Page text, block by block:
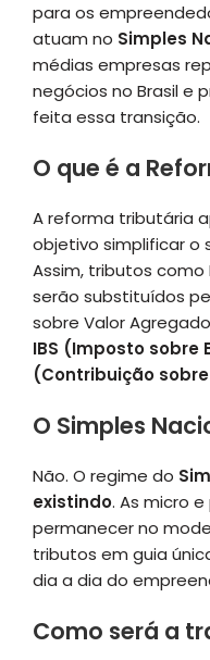
para os
atuam no Simples
médias empresas
negócios no Brasil e
feita essa transição.
O que é a
A reforma tributária
objetivo simplificar o
Assim, tributos como
serão substituídos
sobre Valor
IBS (Imposto sobre
(Contribuição
O Simples
Não. O regime do
existindo. As micro
permanecer no
tributos em guia
dia a dia do
Como será a